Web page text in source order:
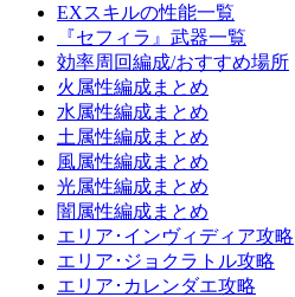
EXスキルの性能一覧
『セフィラ』武器一覧
効率周回編成/おすすめ場所
火属性編成まとめ
水属性編成まとめ
土属性編成まとめ
風属性編成まとめ
光属性編成まとめ
闇属性編成まとめ
エリア･インヴィディア攻略
エリア･ジョクラトル攻略
エリア･カレンダエ攻略